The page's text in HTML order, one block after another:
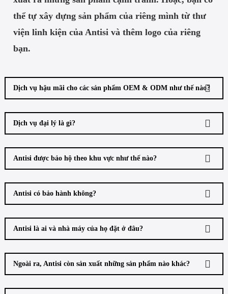
thể tự xây dựng sản phẩm của riêng mình từ thư
viện linh kiện của Antisi và thêm logo của riêng
bạn.
Dịch vụ hậu mãi cho các sản phẩm OEM & ODM như thế nào?
Dịch vụ đại lý là gì?
Antisi được bảo hộ theo khu vực như thế nào?
Antisi có bảo hành không?
Antisi là ai và nhà máy của họ đặt ở đâu?
Ngoài ra, Antisi còn sản xuất những sản phẩm nào khác?